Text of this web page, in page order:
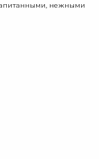
нежными